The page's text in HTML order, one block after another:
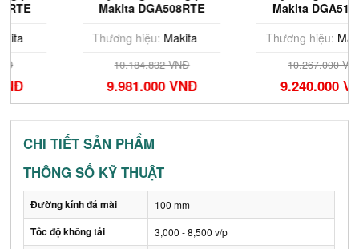
Makita DGA508RTE
bóp/BL) (18V)
Thương hiệu:Makita
10.184.832 VNĐ
9.981.000 VNĐ
Makita DGA514RTE
trượt/AWS/BL) (18V)
Thương hiệu:Makita
10.267.000 VNĐ
9.240.000 VNĐ
CHI TIẾT SẢN PHẨM
THÔNG SỐ KỸ THUẬT
Đường kính đá mài 100 mm
Tốc độ không tải 3,000 - 8,500 v/p